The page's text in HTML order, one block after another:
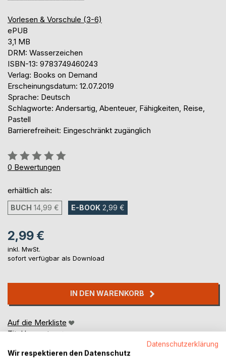
Vorlesen & Vorschule (3-6)
ePUB
3,1 MB
DRM: Wasserzeichen
ISBN-13: 9783749460243
Verlag: Books on Demand
Erscheinungsdatum: 12.07.2019
Sprache: Deutsch
Schlagworte: Andersartig, Abenteuer, Fähigkeiten, Reise,
Pastell
Barrierefreiheit: Eingeschränkt zugänglich
Bewertung::
0%
0 Bewertungen
erhältlich als:
BUCH 14,99 € E-BOOK 2,99 €
2,99 €
inkl. MwSt.
sofort verfügbar als Download
IN DEN WARENKORB
Auf die Merkliste
Titel bewerten
Datenschutzerklärung
Wir respektieren den Datenschutz